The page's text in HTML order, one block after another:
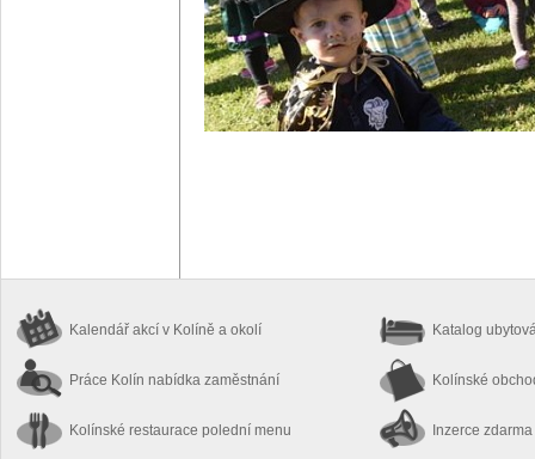
Kalendář akcí v Kolíně a okolí
Práce Kolín nabídka zaměstnání
Kolínské restaurace polední menu
Katalog
Kolínské
Inzerce zdarma